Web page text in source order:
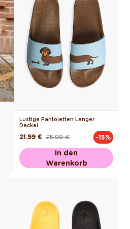
Lustige Pantoletten Langer
Dackel
Normaler25.99 €
Verkaufspreis
21.99 € -15%
In den
Warenkorb